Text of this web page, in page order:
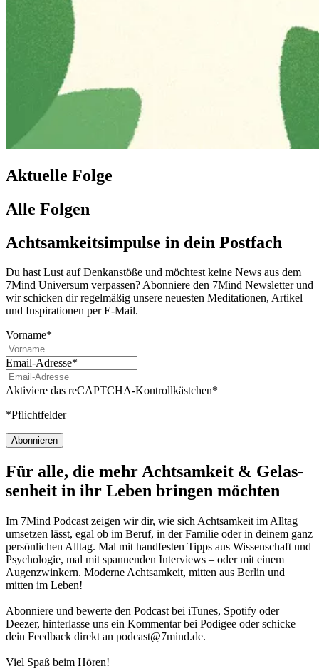
Aktuelle Folge
Alle Folgen
Achtsamkeitsimpulse in dein Postfach
Du hast Lust auf Denkanstöße und möchtest keine News aus dem
7Mind Universum verpassen? Abon­niere den 7Mind News­let­ter und
wir schicken dir regelmäßig unsere neuesten Meditationen, Artikel
und Inspirationen per E-Mail.
Vorname*
Email-Adresse*
Aktiviere das reCAPTCHA-Kontrollkästchen*
*Pflichtfelder
Abonnieren
Für alle, die mehr Acht­sam­keit & Gelas­
sen­heit in ihr Leben brin­gen möch­ten
Im 7Mind Pod­cast zeigen wir dir, wie sich Acht­sam­keit im Alltag
umset­zen lässt, egal ob im Beruf, in der Fami­lie oder in deinem ganz
per­sön­li­chen Alltag. Mal mit hand­fes­ten Tipps aus Wis­sen­schaft und
Psy­cho­lo­gie, mal mit spannenden Interviews – oder mit einem
Augen­zwin­kern. Moderne Acht­sam­keit, mitten aus Berlin und
mitten im Leben!
Abon­niere und bewerte den Pod­cast bei iTunes, Spo­tify oder
Deezer, hin­ter­lasse uns ein Kom­men­tar bei Podigee oder schi­cke
dein Feed­back direkt an podcast@​7​mind.​de.
Viel Spaß beim Hören!